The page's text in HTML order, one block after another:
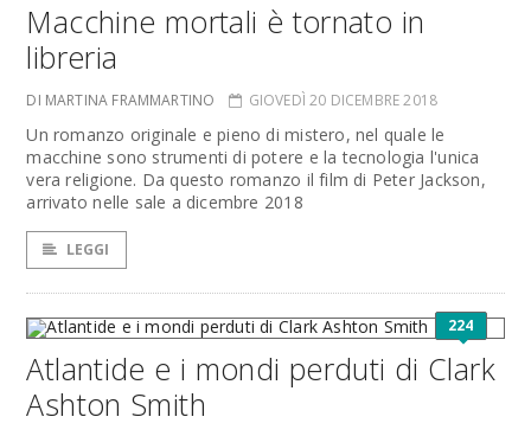
Macchine mortali è tornato in
libreria
DI MARTINA FRAMMARTINO GIOVEDÌ 20 DICEMBRE 2018
Un romanzo originale e pieno di mistero, nel quale le
macchine sono strumenti di potere e la tecnologia l'unica
vera religione. Da questo romanzo il film di Peter Jackson,
arrivato nelle sale a dicembre 2018
LEGGI
224
Atlantide e i mondi perduti di Clark
Ashton Smith